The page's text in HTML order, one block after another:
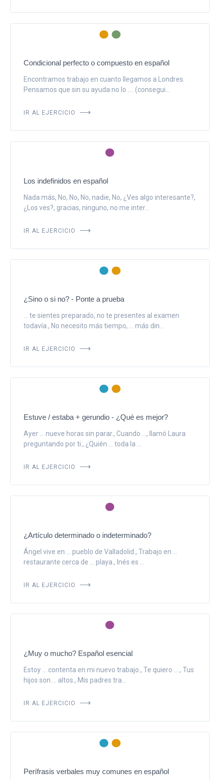
Condicional perfecto o compuesto en español
Encontramos trabajo en cuanto llegamos a Londres.
Pensamos que sin su ayuda no lo .... (consegui...
IR AL EJERCICIO
Los indefinidos en español
Nada más, No, No, No, nadie, No, ¿Ves algo interesante?,
¿Los ves?, gracias, ninguno, no me inter...
IR AL EJERCICIO
¿Sino o si no? - Ponte a prueba
... te sientes preparado, no te presentes al examen
todavía., No necesito más tiempo, ... más din...
IR AL EJERCICIO
Estuve / estaba + gerundio - ¿Qué es mejor?
Ayer ... nueve horas sin parar., Cuando ..., llamó Laura
preguntando por ti., ¿Quién ... toda la ...
IR AL EJERCICIO
¿Artículo determinado o indeterminado?
Ángel vive en ... pueblo de Valladolid., Trabajo en ...
restaurante cerca de ... playa., Inés es ...
IR AL EJERCICIO
¿Muy o mucho? Español esencial
Estoy ... contenta en mi nuevo trabajo., Te quiero ...., Tus
hijos son ... altos., Mis padres tra...
IR AL EJERCICIO
Perífrasis verbales muy comunes en español